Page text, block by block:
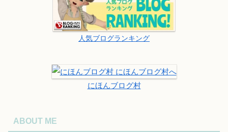
人気ブログランキング
にほんブログ村
ABOUT ME